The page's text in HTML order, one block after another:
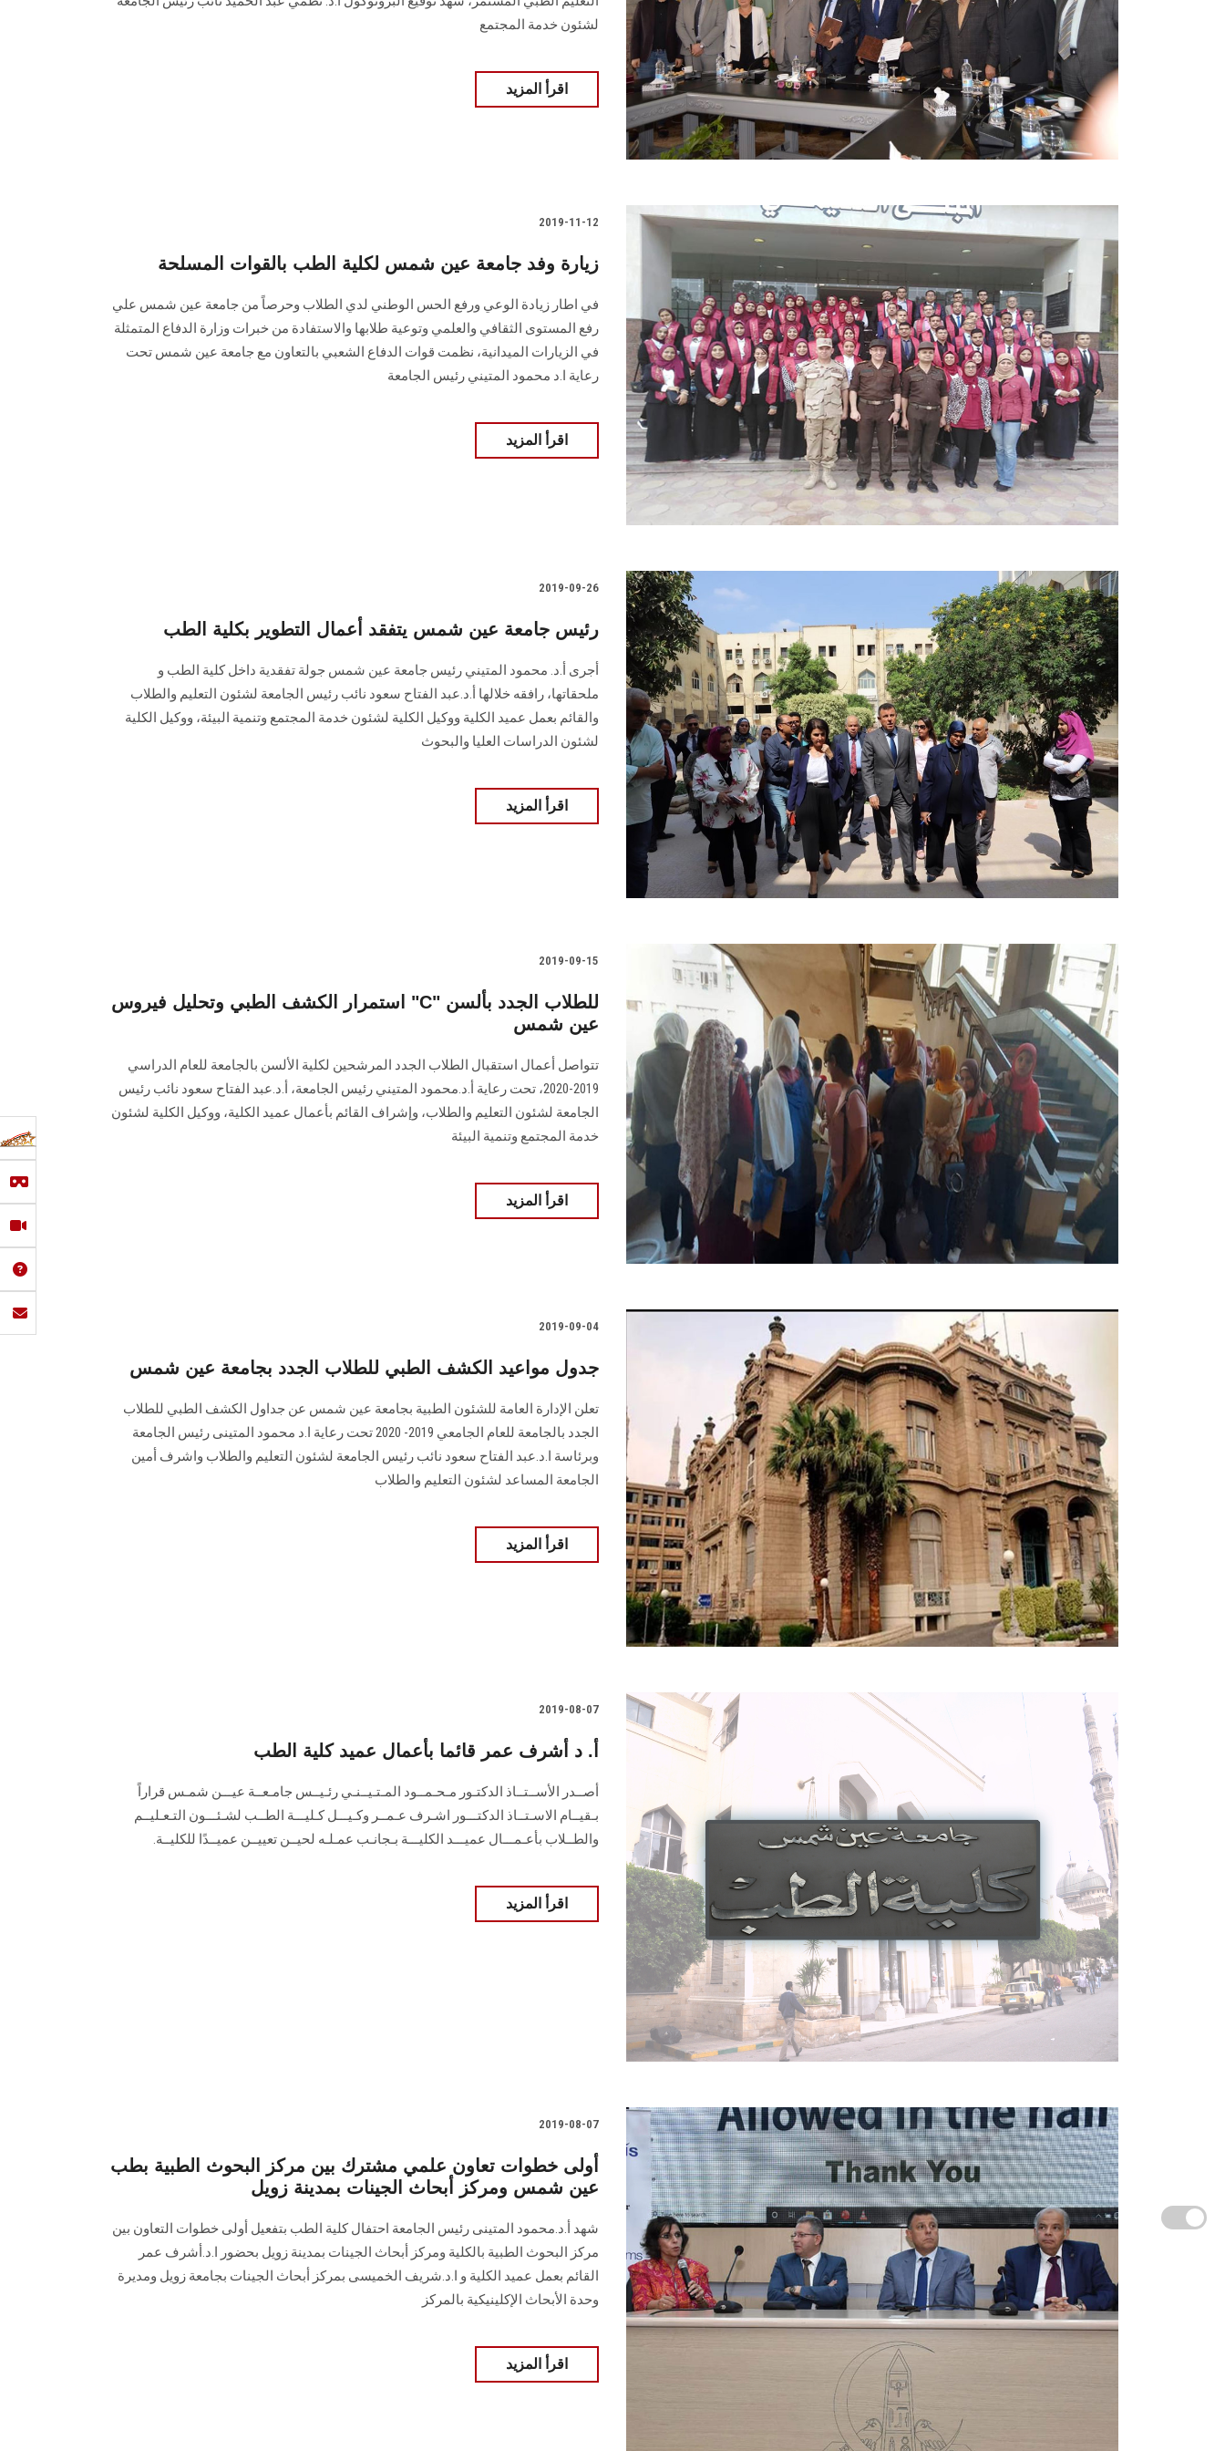
لشئون خدمة المجتمع
اقرأ المزيد
2019-11-12
زيارة وفد جامعة عين شمس لكلية الطب بالقوات المسلحة
في اطار زيادة الوعي ورفع الحس الوطني لدي الطلاب وحرصاً من جامعة عين شمس علي
رفع المستوى الثقافي والعلمي وتوعية طلابها والاستفادة من خبرات وزارة الدفاع المتمثلة
في الزيارات الميدانية، نظمت قوات الدفاع الشعبي بالتعاون مع جامعة عين شمس تحت
رعاية ا.د محمود المتيني رئيس الجامعة
اقرأ المزيد
2019-09-26
رئيس جامعة عين شمس يتفقد أعمال التطوير بكلية الطب
أجرى أ.د. محمود المتيني رئيس جامعة عين شمس جولة تفقدية داخل كلية الطب و
ملحقاتها، رافقه خلالها أ.د.عبد الفتاح سعود نائب رئيس الجامعة لشئون التعليم والطلاب
والقائم بعمل عميد الكلية ووكيل الكلية لشئون خدمة المجتمع وتنمية البيئة، ووكيل الكلية
لشئون الدراسات العليا والبحوث
اقرأ المزيد
2019-09-15
استمرار الكشف الطبي وتحليل فيروس "C" للطلاب الجدد بألسن
عين شمس
تتواصل أعمال استقبال الطلاب الجدد المرشحين لكلية الألسن بالجامعة للعام الدراسي
2019-2020، تحت رعاية أ.د.محمود المتيني رئيس الجامعة، أ.د.عبد الفتاح سعود نائب رئيس
الجامعة لشئون التعليم والطلاب، وإشراف القائم بأعمال عميد الكلية، ووكيل الكلية لشئون
خدمة المجتمع وتنمية البيئة
اقرأ المزيد
2019-09-04
جدول مواعيد الكشف الطبي للطلاب الجدد بجامعة عين شمس
تعلن الإدارة العامة للشئون الطبية بجامعة عين شمس عن جداول الكشف الطبي للطلاب
الجدد بالجامعة للعام الجامعي 2019- 2020 تحت رعاية ا.د محمود المتينى رئيس الجامعة
وبرئاسة ا.د.عبد الفتاح سعود نائب رئيس الجامعة لشئون التعليم والطلاب واشرف أمين
الجامعة المساعد لشئون التعليم والطلاب
اقرأ المزيد
2019-08-07
أ. د أشرف عمر قائما بأعمال عميد كلية الطب
أصــدر الأســتــاذ الدكتـور مـحـمــود المـتـيــنـي رئـيــس جامـعــة عيـــن شمـس قراراً
بـقيــام الاسـتــاذ الدكتـــور اشـرف عـمــر وكـيـــل كـليـــة الطــب لشـئـــون التـعـليــم
والطــلاب بأعـمـــال عميـــد الكليـــة بـجانـب عمـلـه لحيــن تعييــن عميــدًا للكليــة.
اقرأ المزيد
2019-08-07
أولى خطوات تعاون علمي مشترك بين مركز البحوث الطبية بطب
عين شمس ومركز أبحاث الجينات بمدينة زويل
شهد أ.د.محمود المتينى رئيس الجامعة احتفال كلية الطب بتفعيل أولى خطوات التعاون بين
مركز البحوث الطبية بالكلية ومركز أبحاث الجينات بمدينة زويل بحضور ا.د.أشرف عمر
القائم بعمل عميد الكلية و ا.د.شريف الخميسى بمركز أبحاث الجينات بجامعة زويل ومديرة
وحدة الأبحاث الإكلينيكية بالمركز
اقرأ المزيد